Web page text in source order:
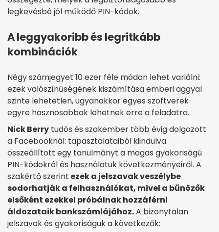
legkevésbé jól működő PIN-kódok.
A leggyakoribb és legritkább
kombinációk
Négy számjegyet 10 ezer féle módon lehet variálni:
ezek valószínűségének kiszámítása emberi aggyal
szinte lehetetlen, ugyanakkor egyes szoftverek
egyre hasznosabbak lehetnek erre a feladatra.
Nick Berry tudós és szakember több évig dolgozott
a Facebooknál: tapasztalataiból kiindulva
összeállított egy tanulmányt a magas gyakoriságú
PIN-kódokról és használatuk következményeiről. A
szakértő szerint ezek a jelszavak veszélybe
sodorhatják a felhasználókat, mivel a bűnözők
elsőként ezekkel próbálnak hozzáférni
áldozataik bankszámlájához.A bizonytalan
jelszavak és gyakoriságuk a következők: